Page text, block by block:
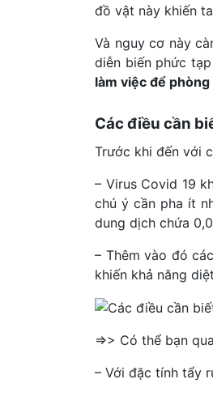
đồ vật này khiến
Và nguy cơ này
diễn biến phức
làm việc để phòng
Các điều cần
Trước khi đến với
– Virus Covid 19
chú ý cần pha ít
dung dịch chứa
– Thêm vào đó
khiến khả năng
=>> Có thể bạn
– Với đặc tính tẩy